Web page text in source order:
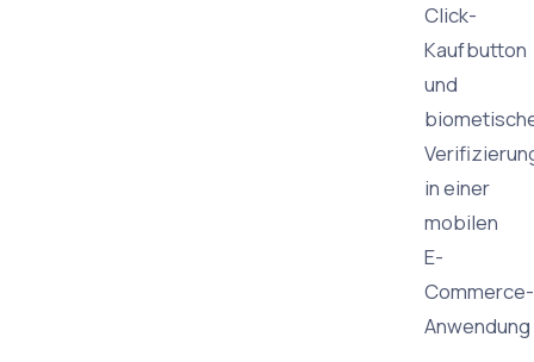
Click-
Kaufbutton
und
in einer
mobilen
E-
Commerce-
Anwendung